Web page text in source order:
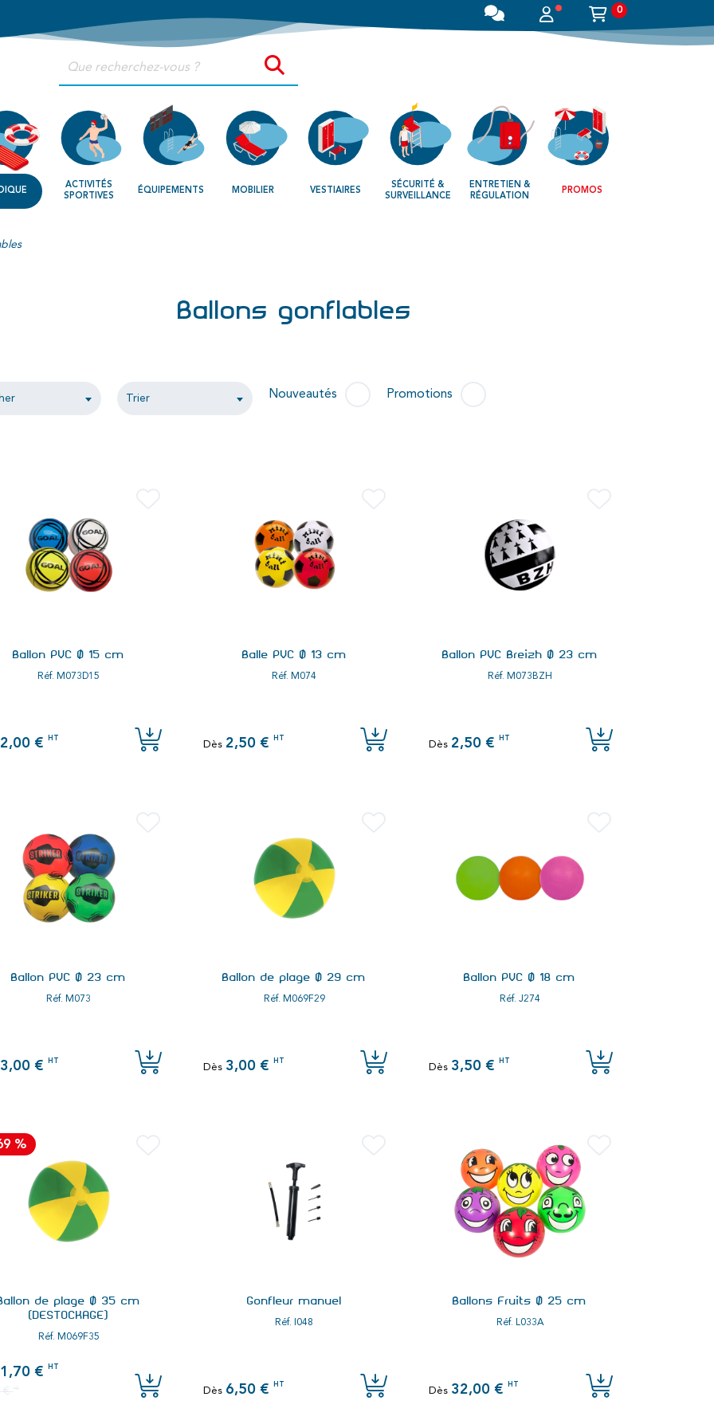
0
ACTIVITÉS
SPORTIVES
ÉQUIPEMENTS MOBILIER VESTIAIRES
SÉCURITÉ &
SURVEILLANCE
ENTRETIEN &
RÉGULATION
PROMOS
Ballons gonflables
Trier Nouveautés Promotions
Ballon PVC Ø 15 cm
Réf. M073D15
2,00 € HT
Balle PVC Ø 13 cm
Réf. M074
Dès 2,50 € HT
Ballon PVC Breizh Ø 23 cm
Réf. M073BZH
Dès 2,50 € HT
Ballon PVC Ø 23 cm
Réf.M073
3,00 € HT
Ballon de plage Ø 29 cm
Réf. M069F29
Dès 3,00 € HT
Ballon PVC Ø 18 cm
Réf. J274
Dès 3,50 € HT
%
de plage Ø 35 cm
(DESTOCKAGE)
Réf. M069F35
1,70 € HT
Gonfleur manuel
Réf. I048
Dès 6,50 € HT
Ballons Fruits Ø 25 cm
Réf. L033A
Dès 32,00 € HT